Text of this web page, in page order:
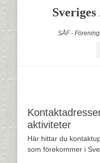
SÅF -
aktiviteter
Här hittar du
som förekommer i